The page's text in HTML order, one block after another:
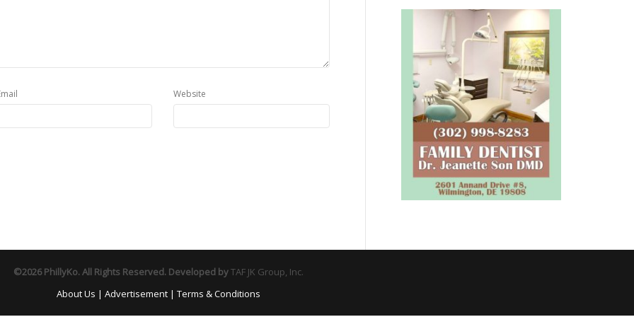
Website
©2026 PhillyKo. All Rights Reserved. Developed byTAF JK Group, Inc.
About Us | Advertisement | Terms & Conditions